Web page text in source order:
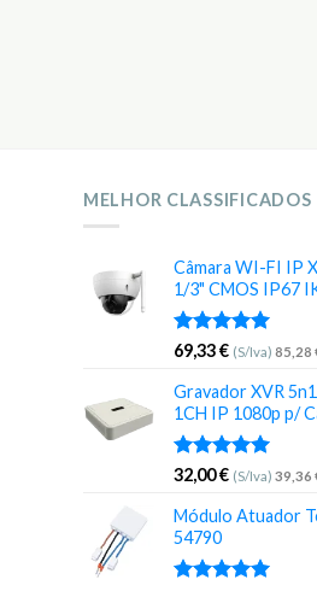
MELHOR CLASSIFICADOS
Câmara WI-FI IP
1/3" CMOS IP67
Avaliação
69,33€ (S/Iva) 85,28
Gravador XVR
1CH IP 1080p p/
Avaliação
32,00€ (S/Iva) 39,36
Módulo Atuador
54790